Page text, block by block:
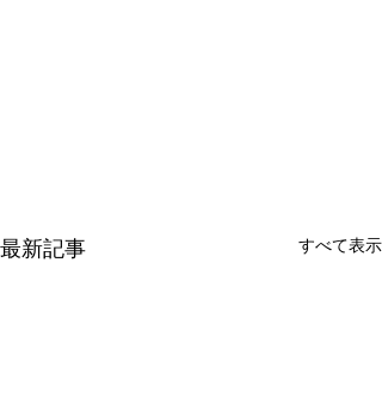
最新記事 すべて表示